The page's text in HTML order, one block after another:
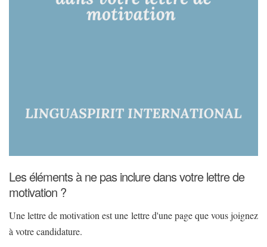
Les éléments à ne pas inclure dans votre lettre de
motivation ?
Une lettre de motivation est une lettre d'une page que vous joignez
à votre candidature.